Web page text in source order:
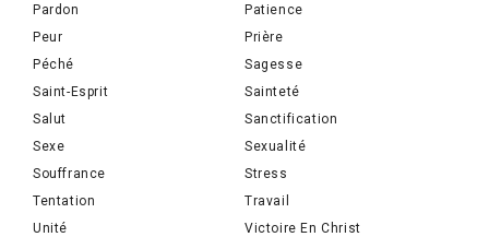
Pardon
Patience
Peur
Prière
Péché
Sagesse
Saint-Esprit
Sainteté
Salut
Sanctification
Sexe
Sexualité
Souffrance
Stress
Tentation
Travail
Unité
Victoire En Christ